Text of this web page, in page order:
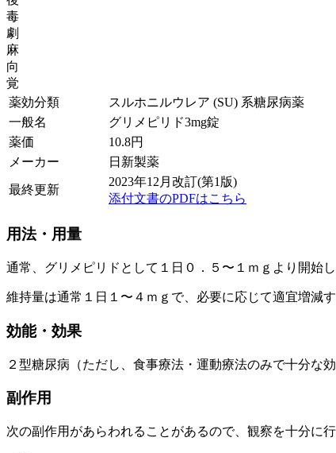
毒
劇
麻
向
覚
薬効分類
スルホニルウレア (SU) 系糖尿病薬
一般名
グリメピリド3mg錠
薬価
10.8円
メーカー
日新製薬
最終更新
2023年12月改訂(第1版)
添付文書のPDFはこちら
用法・用量
通常、グリメピリドとして１日０．５〜１ｍｇより開始
維持量は通常１日１〜４ｍｇで、必要に応じて適宜増減
効能・効果
２型糖尿病（ただし、食事療法・運動療法のみで十分な
副作用
次の副作用があらわれることがあるので、観察を十分に